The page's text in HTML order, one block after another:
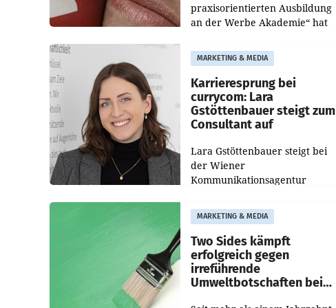
praxisorientierten Ausbildung
an der Werbe Akademie“ hat
WIFI Wien eine neue
Imagekampagne gestartet.
MARKETING & MEDIA
Karrieresprung bei
currycom: Lara
Gstöttenbauer steigt zum
Consultant auf
Lara Gstöttenbauer steigt bei
der Wiener
Kommunikationsagentur
partners zum Consultant auf.
Die 27-jährige Beraterin
betreut Kundinnen und
Kunden in den Bereichen
MARKETING & MEDIA
Two Sides kämpft
erfolgreich gegen
irreführende
Umweltbotschaften beim